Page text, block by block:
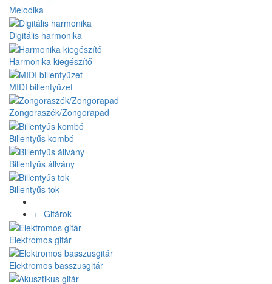
Melodika
Digitális harmonika
Harmonika kiegészítő
MIDI billentyűzet
Zongoraszék/Zongorapad
Billentyűs kombó
Billentyűs állvány
Billentyűs tok
+- Gitárok
Elektromos gitár
Elektromos basszusgitár